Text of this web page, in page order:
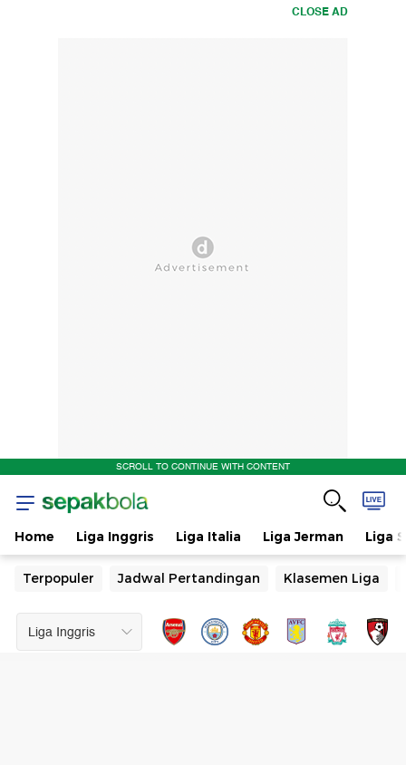
CLOSE AD
SCROLL TO CONTINUE WITH CONTENT
Home Liga Inggris Liga Italia Liga Jerman Liga
Terpopuler Jadwal Pertandingan Klasemen Liga